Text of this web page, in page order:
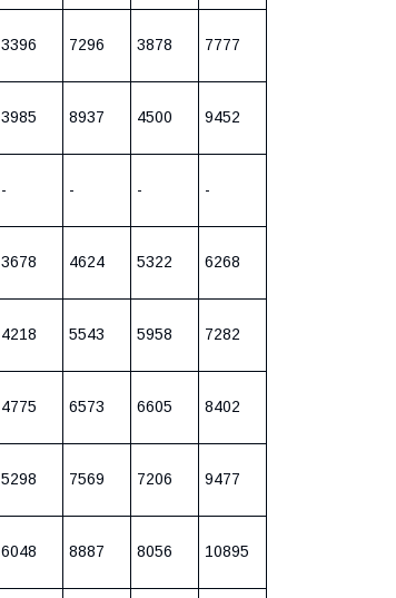
3396 7296 3878 7777
3985 8937 4500 9452
- - - -
3678 4624 5322 6268
4218 5543 5958 7282
4775 6573 6605 8402
5298 7569 7206 9477
6048 8887 8056 10895